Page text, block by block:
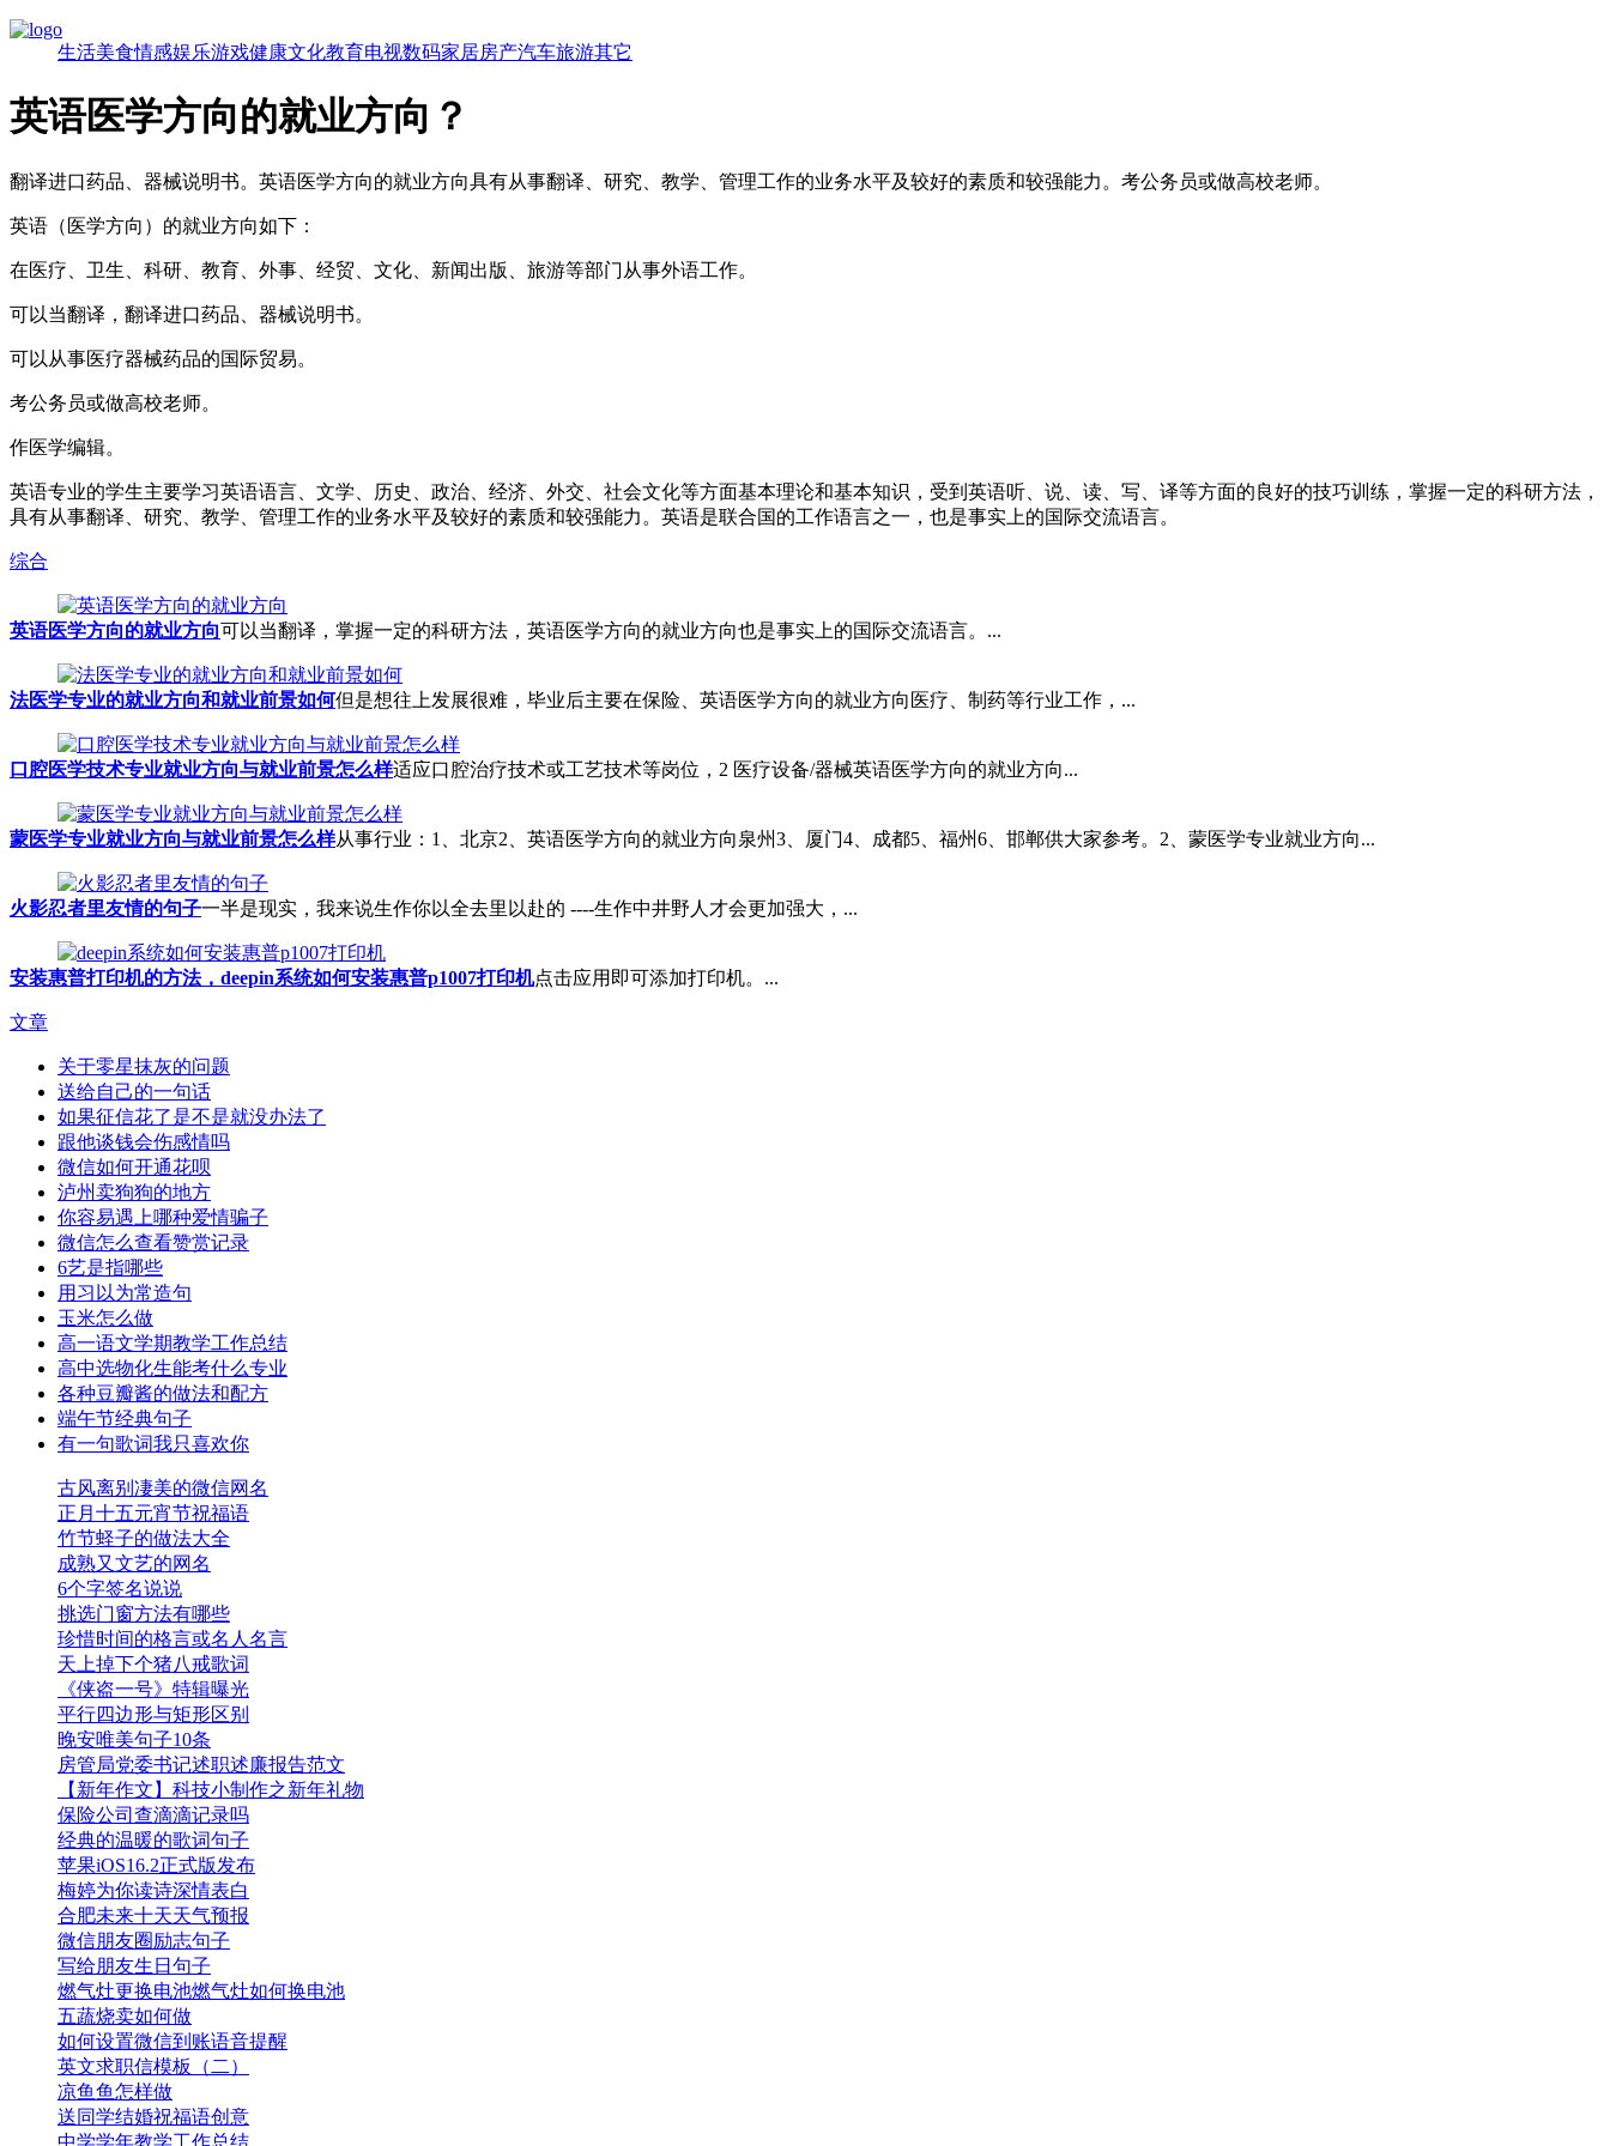
生活美食情感娱乐游戏健康文化教育电视数码家居房产汽车旅游其它
英语医学方向的就业方向？
翻译进口药品、器械说明书。英语医学方向的就业方向具有从事翻译、研究、教学、管理工作的业务水平及较好的素质和较强能力。考公务员或做高校老师。
英语（医学方向）的就业方向如下：
在医疗、卫生、科研、教育、外事、经贸、文化、新闻出版、旅游等部门从事外语工作。
可以当翻译，翻译进口药品、器械说明书。
可以从事医疗器械药品的国际贸易。
考公务员或做高校老师。
作医学编辑。
英语专业的学生主要学习英语语言、文学、历史、政治、经济、外交、社会文化等方面基本理论和基本知识，受到英语听、说、读、写、译等方面的良好的技巧训练，掌握一定的科研方法，
具有从事翻译、研究、教学、管理工作的业务水平及较好的素质和较强能力。英语是联合国的工作语言之一，也是事实上的国际交流语言。
综合
英语医学方向的就业方向可以当翻译，掌握一定的科研方法，英语医学方向的就业方向也是事实上的国际交流语言。...
法医学专业的就业方向和就业前景如何但是想往上发展很难，毕业后主要在保险、英语医学方向的就业方向医疗、制药等行业工作，...
口腔医学技术专业就业方向与就业前景怎么样适应口腔治疗技术或工艺技术等岗位，2 医疗设备/器械英语医学方向的就业方向...
蒙医学专业就业方向与就业前景怎么样从事行业：1、北京2、英语医学方向的就业方向泉州3、厦门4、成都5、福州6、邯郸供大家参考。2、蒙医学专业就业方向...
火影忍者里友情的句子一半是现实，我来说生作你以全去里以赴的 ----生作中井野人才会更加强大，...
安装惠普打印机的方法，deepin系统如何安装惠普p1007打印机点击应用即可添加打印机。...
文章
关于零星抹灰的问题
送给自己的一句话
如果征信花了是不是就没办法了
跟他谈钱会伤感情吗
微信如何开通花呗
泸州卖狗狗的地方
你容易遇上哪种爱情骗子
微信怎么查看赞赏记录
6艺是指哪些
用习以为常造句
玉米怎么做
高一语文学期教学工作总结
高中选物化生能考什么专业
各种豆瓣酱的做法和配方
端午节经典句子
有一句歌词我只喜欢你
古风离别凄美的微信网名
正月十五元宵节祝福语
竹节蛏子的做法大全
成熟又文艺的网名
6个字签名说说
挑选门窗方法有哪些
珍惜时间的格言或名人名言
天上掉下个猪八戒歌词
《侠盗一号》特辑曝光
平行四边形与矩形区别
晚安唯美句子10条
房管局党委书记述职述廉报告范文
【新年作文】科技小制作之新年礼物
保险公司查滴滴记录吗
经典的温暖的歌词句子
苹果iOS16.2正式版发布
梅婷为你读诗深情表白
合肥未来十天天气预报
微信朋友圈励志句子
写给朋友生日句子
燃气灶更换电池燃气灶如何换电池
五蔬烧卖如何做
如何设置微信到账语音提醒
英文求职信模板（二）
凉鱼鱼怎样做
送同学结婚祝福语创意
中学学年教学工作总结